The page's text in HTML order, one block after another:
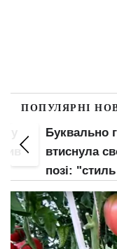
ПОПУЛЯРНІ
Буквально
втиснула
позі: